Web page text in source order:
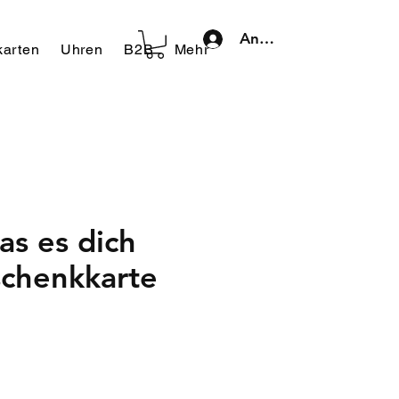
Uhren B2B Mehr
Anmelden
es dich